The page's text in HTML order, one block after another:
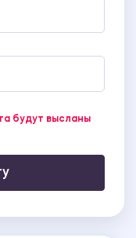
будут высланы